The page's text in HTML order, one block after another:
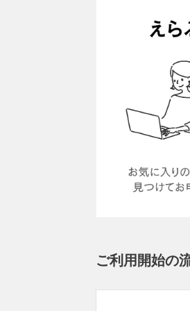
ご利用開始の